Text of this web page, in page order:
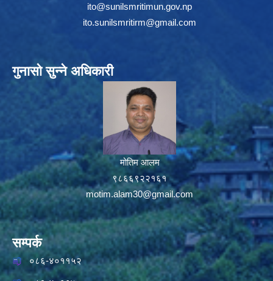
ito@sunilsmritimun.gov.np
ito.sunilsmritirm@gmail.com
गुनासो सुन्ने अधिकारी
मोतिम आलम
९८६६९२२१६१
motim.alam30@gmail.com
सम्पर्क
०८६-४०११५२